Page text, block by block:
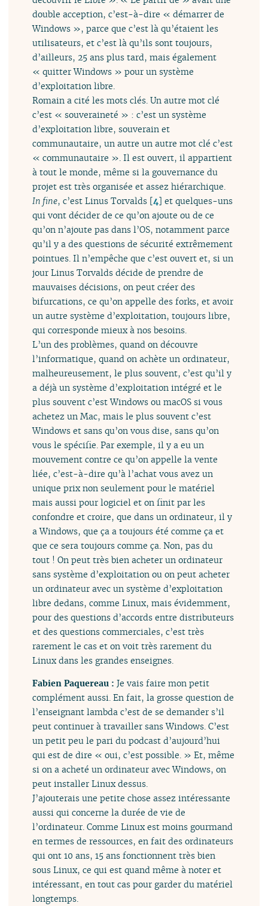
double acception, c’est-à-dire « démarrer de
Windows », parce que c’est là qu’étaient les
utilisateurs, et c’est là qu’ils sont toujours,
d’ailleurs, 25 ans plus tard, mais également
« quitter Windows » pour un système
d’exploitation libre.
Romain a cité les mots clés. Un autre mot clé
c’est « souveraineté » : c’est un système
d’exploitation libre, souverain et
communautaire, un autre un autre mot clé c’est
« communautaire ». Il est ouvert, il appartient
à tout le monde, même si la gouvernance du
projet est très organisée et assez hiérarchique.
In fine, c’est Linus Torvalds [4] et quelques-uns
qui vont décider de ce qu’on ajoute ou de ce
qu’on n’ajoute pas dans l’OS, notamment parce
qu’il y a des questions de sécurité extrêmement
pointues. Il n’empêche que c’est ouvert et, si un
jour Linus Torvalds décide de prendre de
mauvaises décisions, on peut créer des
bifurcations, ce qu’on appelle des forks, et avoir
un autre système d’exploitation, toujours libre,
qui corresponde mieux à nos besoins.
L’un des problèmes, quand on découvre
l’informatique, quand on achète un ordinateur,
malheureusement, le plus souvent, c’est qu’il y
a déjà un système d’exploitation intégré et le
plus souvent c’est Windows ou macOS si vous
achetez un Mac, mais le plus souvent c’est
Windows et sans qu’on vous dise, sans qu’on
vous le spécifie. Par exemple, il y a eu un
mouvement contre ce qu’on appelle la vente
liée, c’est-à-dire qu’à l’achat vous avez un
unique prix non seulement pour le matériel
mais aussi pour logiciel et on finit par les
confondre et croire, que dans un ordinateur, il y
a Windows, que ça a toujours été comme ça et
que ce sera toujours comme ça. Non, pas du
tout ! On peut très bien acheter un ordinateur
sans système d’exploitation ou on peut acheter
un ordinateur avec un système d’exploitation
libre dedans, comme Linux, mais évidemment,
pour des questions d’accords entre distributeurs
et des questions commerciales, c’est très
rarement le cas et on voit très rarement du
Linux dans les grandes enseignes.
Fabien Paquereau :Je vais faire mon petit
complément aussi. En fait, la grosse question de
l’enseignant lambda c’est de se demander s’il
peut continuer à travailler sans Windows. C’est
un petit peu le pari du podcast d’aujourd’hui
qui est de dire « oui, c’est possible. » Et, même
si on a acheté un ordinateur avec Windows, on
peut installer Linux dessus.
J’ajouterais une petite chose assez intéressante
aussi qui concerne la durée de vie de
l’ordinateur. Comme Linux est moins gourmand
en termes de ressources, en fait des ordinateurs
qui ont 10 ans, 15 ans fonctionnent très bien
sous Linux, ce qui est quand même à noter et
intéressant, en tout cas pour garder du matériel
longtemps.